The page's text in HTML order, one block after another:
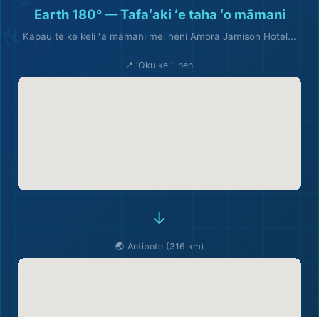
Earth 180° — Tafaʻaki ʻe taha ʻo māmani
Kapau te ke keli ʻa māmani mei heni Amora Jamison Hotel...
📍 ʻOku ke ʻi heni
→
🌏 Antipote (316 km)